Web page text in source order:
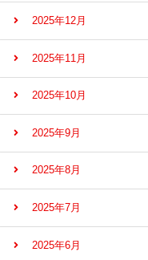
2025年12月
2025年11月
2025年10月
2025年9月
2025年8月
2025年7月
2025年6月